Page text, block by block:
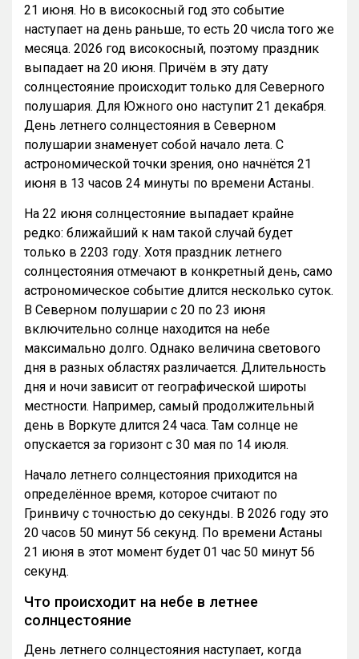
21 июня. Но в високосный год это событие
наступает на день раньше, то есть 20 числа того же
месяца. 2026 год високосный, поэтому праздник
выпадает на 20 июня. Причём в эту дату
солнцестояние происходит только для Северного
полушария. Для Южного оно наступит 21 декабря.
День летнего солнцестояния в Северном
полушарии знаменует собой начало лета. С
астрономической точки зрения, оно начнётся 21
июня в 13 часов 24 минуты по времени Астаны.
На 22 июня солнцестояние выпадает крайне
редко: ближайший к нам такой случай будет
только в 2203 году. Хотя праздник летнего
солнцестояния отмечают в конкретный день, само
астрономическое событие длится несколько суток.
В Северном полушарии с 20 по 23 июня
включительно солнце находится на небе
максимально долго. Однако величина светового
дня в разных областях различается. Длительность
дня и ночи зависит от географической широты
местности. Например, самый продолжительный
день в Воркуте длится 24 часа. Там солнце не
опускается за горизонт с 30 мая по 14 июля.
Начало летнего солнцестояния приходится на
определённое время, которое считают по
Гринвичу с точностью до секунды. В 2026 году это
20 часов 50 минут 56 секунд. По времени Астаны
21 июня в этот момент будет 01 час 50 минут 56
секунд.
Что происходит на небе в летнее
солнцестояние
День летнего солнцестояния наступает, когда